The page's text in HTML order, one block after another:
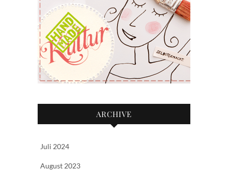
ARCHIVE
Juli 2024
August 2023